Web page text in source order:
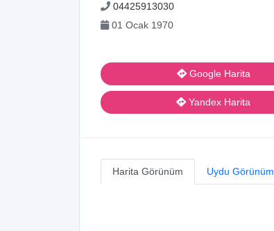
04425913030
01 Ocak 1970
Google Harita
Yandex Harita
Harita Görünüm Uydu Görünüm